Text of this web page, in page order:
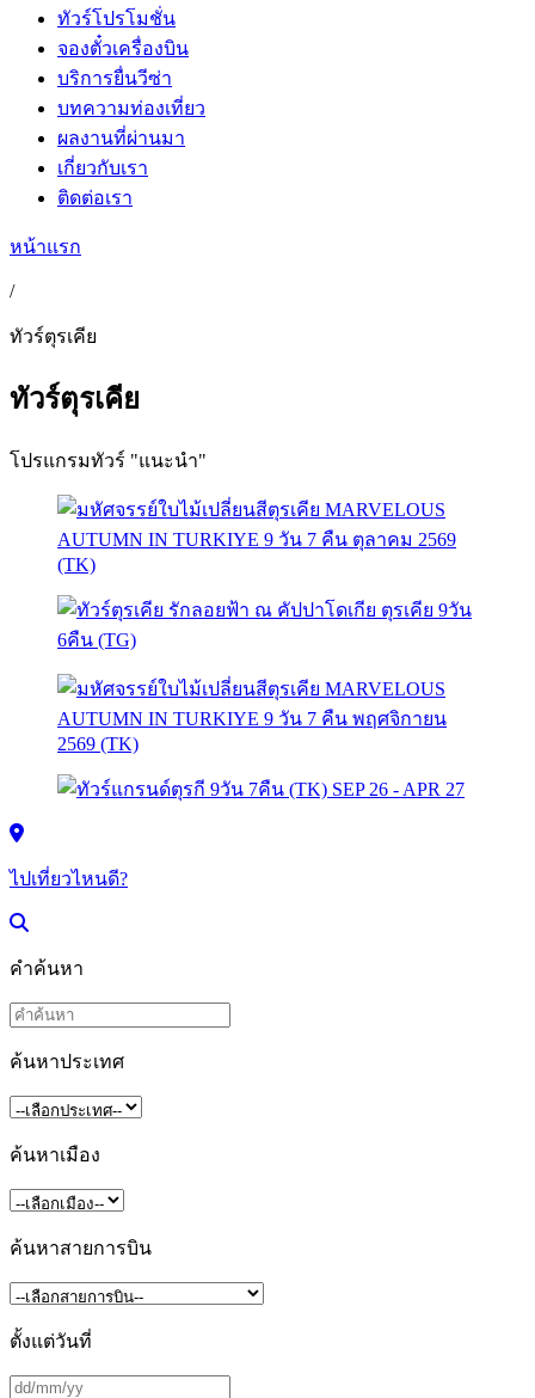
ทัวร์โปรโมชั่น
จองตั๋วเครื่องบิน
บริการยื่นวีซ่า
บทความท่องเที่ยว
ผลงานที่ผ่านมา
เกี่ยวกับเรา
ติดต่อเรา
หน้าแรก
/
ทัวร์ตุรเคีย
ทัวร์ตุรเคีย
โปรแกรมทัวร์ "แนะนำ"
ไปเที่ยวไหนดี?
คำค้นหา
ค้นหาประเทศ
ค้นหาเมือง
ค้นหาสายการบิน
ตั้งแต่วันที่